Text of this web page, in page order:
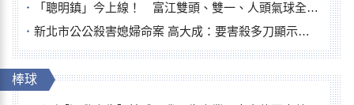
「聰明鎮」今上線！ 富江雙頭、雙一、人頭氣球全登場
新北市公公殺害媳婦命案 高大成：要害殺多刀顯示怨恨深
棒球